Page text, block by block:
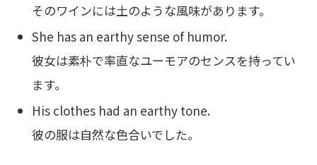
そのワインには土のような風味があります。
She has an earthy sense of humor.
彼女は素朴で率直なユーモアのセンスを持ってい
ます。
His clothes had an earthy tone.
彼の服は自然な色合いでした。